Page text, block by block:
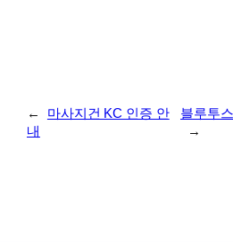
←
마사지건 KC 인증 안
내
블루투
→